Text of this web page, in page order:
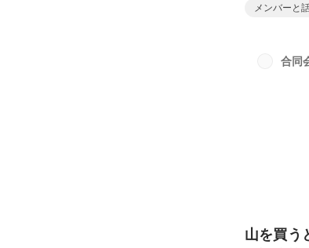
りましたの
感じる季節
メンバーと
合同
山を買う